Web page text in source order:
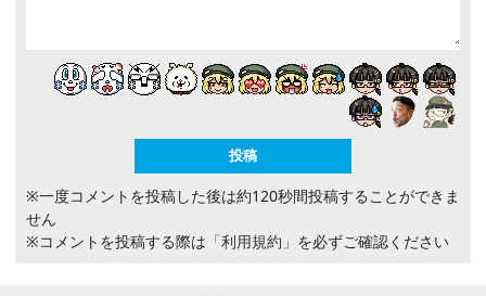
※一度コメントを投稿した後は約120秒間投稿することができま
せん
※コメントを投稿する際は 「利用規約」 を必ずご確認ください